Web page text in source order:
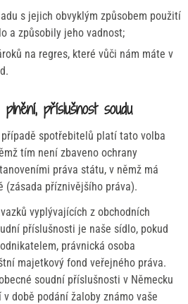
s jejich obvyklým způsobem použití
a způsobily jeho vadnost;
na regres, které vůči nám máte v
příslušnost soudu
spotřebitelů platí tato volba
tím není zbaveno ochrany
práva státu, v němž má
(zásada příznivějšího práva).
vyplývajících z obchodních
příslušnosti je naše sídlo, pokud
právnická osoba
majetkový fond veřejného práva.
soudní příslušnosti v Německu
v době podání žaloby známo vaše